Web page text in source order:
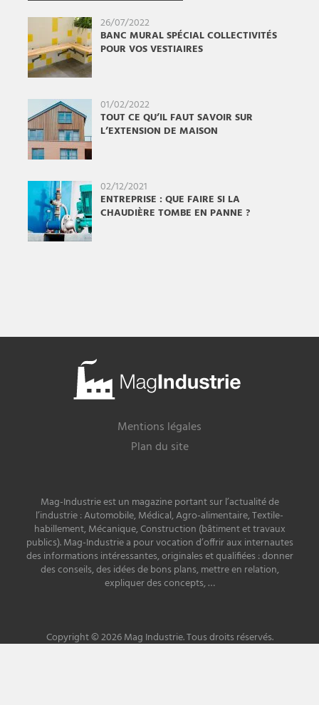
26/07/2022
BANC MURAL SPÉCIAL COLLECTIVITÉS
POUR VOS VESTIAIRES
01/02/2022
TOUT CE QU’IL FAUT SAVOIR SUR
L’EXTENSION DE MAISON
02/12/2021
ENTREPRISE : QUE FAIRE SI LA
CHAUDIÈRE TOMBE EN PANNE ?
Industrie
Mentions légales
Plan du site
Mag-Industrie est un magazine portant sur l’actualité de
l’industrie : Automobile, Médical, Agro-alimentaire, Textile-
habillement, Mécanique, Construction (bâtiment et travaux
publics). Mag-Industrie a pour vocation d’offrir aux internautes
des informations intéressantes, originales et qualifiées : donner
des conseils, des idées de bons plans, mettre en relation,
expliquer des concepts, …
Copyright © 2026 Mag Industrie. Tous droits réservés.